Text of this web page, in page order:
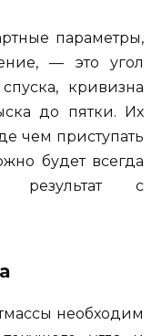
параметры,
— это угол
кривизна
до пятки. Их
чем приступать
будет всегда
результат с
необходим